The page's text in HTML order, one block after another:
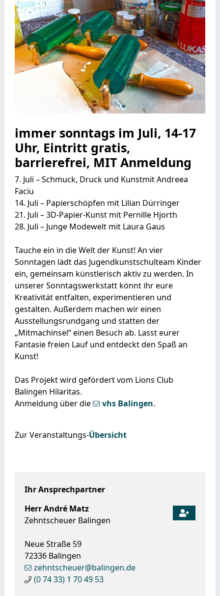
Ihr Ansprechpartner
HerrAndré Matz
Zehntscheuer Balingen
Neue Straße 59
72336 Balingen
zehntscheuer@balingen.de
(07433) 1 7049 53
immer sonntags im Juli, 14-17
Uhr, Eintritt gratis,
barrierefrei, MIT Anmeldung
7. Juli – Schmuck, Druck und Kunstmit Andreea
Faciu
14. Juli – Papierschöpfen mit Lilian Dürringer
21. Juli – 3D-Papier-Kunst mit Pernille Hjorth
28. Juli – Junge Modewelt mit Laura Gaus
Tauche ein in die Welt der Kunst! An vier
Sonntagen lädt das Jugendkunstschulteam Kinder
ein, gemeinsam künstlerisch aktiv zu werden. In
unserer Sonntagswerkstatt könnt ihr eure
Kreativität entfalten, experimentieren und
gestalten. Außerdem machen wir einen
Ausstellungsrundgang und statten der
„Mitmachinsel“ einen Besuch ab. Lasst eurer
Fantasie freien Lauf und entdeckt den Spaß an
Kunst!
Das Projekt wird gefördert vom Lions Club
Balingen Hilaritas.
Anmeldung über die
vhs Balingen.
Zur Veranstaltungs-Übersicht